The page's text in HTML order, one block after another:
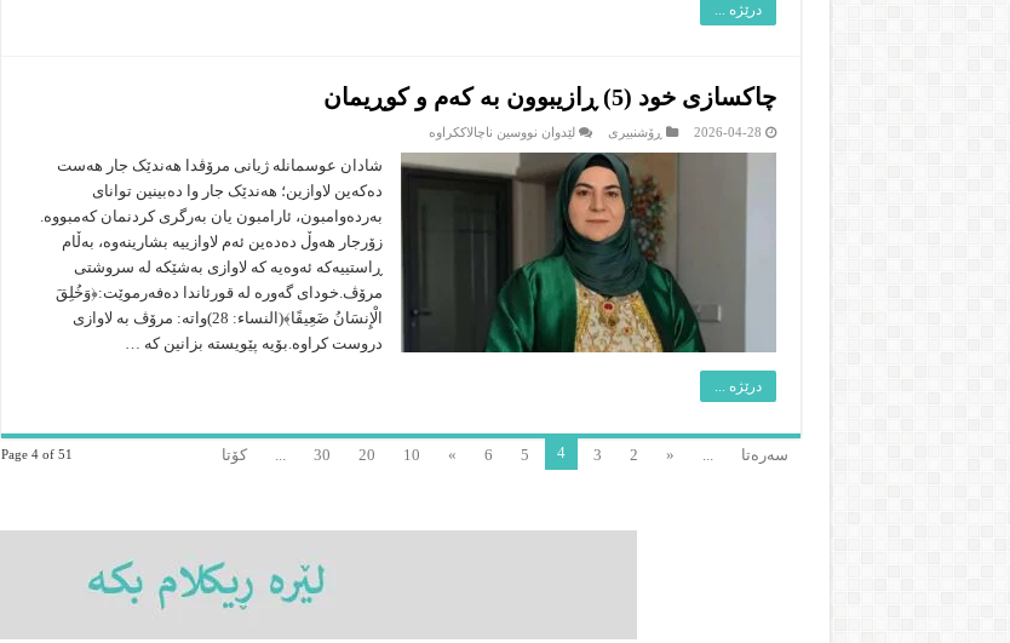
درێژە ...
چاکسازی خود (5) ڕازیبوون بە کەم و کوڕیمان
2026-04-28 ڕۆشنبیرى لێدوان نووسین ناچالاککراوە
خود
ڕازیبوون
شادان عوسمانلە ژیانی مرۆڤدا هەندێک جار هەست
دەکەین لاوازین؛ هەندێک جار وا دەبینین توانای
بەردەوامبون، ئارامبون یان بەرگری کردنمان کەمبووە.
زۆرجار هەوڵ دەدەین ئەم لاوازییە بشارینەوە، بەڵام
ڕاستییەکە ئەوەیە کە لاوازی بەشێکە لە سروشتی
مرۆڤ.خودای گەورە لە قورئاندا دەفەرموێت:﴿وَخُلِقَ
الْإِنسَانُ ضَعِيفًا﴾(النساء: 28)واتە: مرۆڤ بە لاوازی
دروست کراوە.بۆیە پێویستە بزانین کە …
درێژە ...
Page 4 of 51 سەرەتا ...
«
2
3
4
5
6
»
10
20
30
... کۆتا